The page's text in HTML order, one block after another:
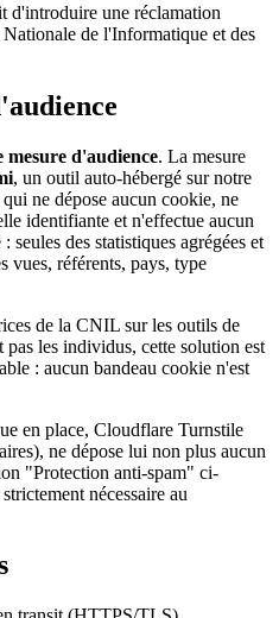
d'introduire une réclamation
de l'Informatique et des
mesure d'audience. La mesure
, un outil auto-hébergé sur notre
ne dépose aucun cookie, ne
identifiante et n'effectue aucun
des statistiques agrégées et
vues, référents, pays, type
de la CNIL sur les outils de
les individus, cette solution est
: aucun bandeau cookie n'est
en place, Cloudflare Turnstile
ne dépose lui non plus aucun
"Protection anti-spam" ci-
nécessaire au